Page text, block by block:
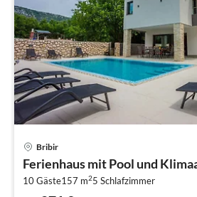
Bribir
Ferienhaus mit Pool und
10 Gäste157 m25 Schlafzimmer